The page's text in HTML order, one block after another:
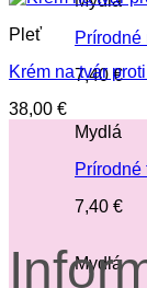
7,40€
Mydlá
Prírodné
7,40 €
Mydlá
Pleť
Krém na tvár
38,00 €